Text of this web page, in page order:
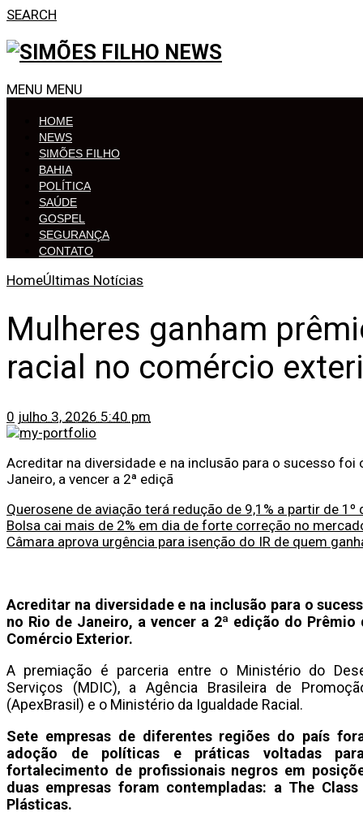
SEARCH
MENU MENU
HOME
NEWS
SIMÕES FILHO
BAHIA
POLÍTICA
SAÚDE
GOSPEL
SEGURANÇA
CONTATO
HomeÚltimas Notícias
Mulheres ganham
racial no comércio
0 julho 3, 2026 5:40 pm
Acreditar na diversidade e na inclusão para o sucesso foi
Janeiro, a vencer a 2ª ediçã
Querosene de aviação terá redução de 9,1% a partir de 1º
Bolsa cai mais de 2% em dia de forte correção no
Câmara aprova urgência para isenção do IR de quem
Acreditar na diversidade e na inclusão para o
no Rio de Janeiro, a vencer a 2ª edição do
Comércio Exterior.
A premiação é parceria entre o Ministério do
Serviços (MDIC), a Agência Brasileira de
(ApexBrasil) e o Ministério da Igualdade Racial.
Sete empresas de diferentes regiões do país
adoção de políticas e práticas voltadas
fortalecimento de profissionais negros em
duas empresas foram contempladas: a The
Plásticas.